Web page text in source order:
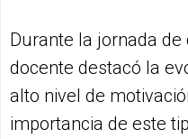
Durante la jornada
docente destacó la
alto nivel de
importancia de este